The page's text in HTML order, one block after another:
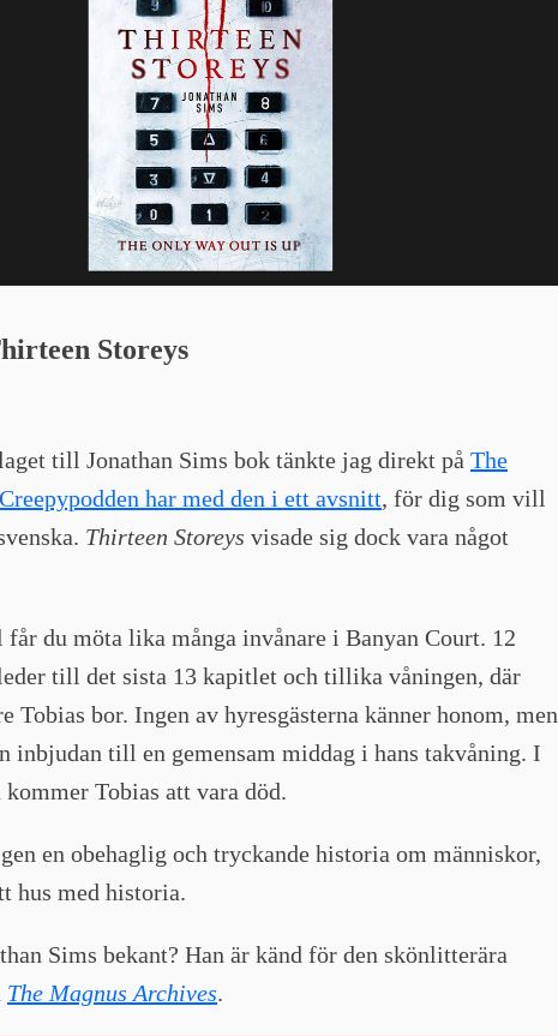
Storeys
till Jonathan Sims bok tänkte jag direkt på The
Creepypodden har med den i ett avsnitt, för dig som vill
Thirteen Storeys visade sig dock vara något
du möta lika många invånare i Banyan Court. 12
till det sista 13 kapitlet och tillika våningen, där
Tobias bor. Ingen av hyresgästerna känner honom, men
inbjudan till en gemensam middag i hans takvåning. I
Tobias att vara död.
en obehaglig och tryckande historia om människor,
hus med historia.
Sims bekant? Han är känd för den skönlitterära
The Magnus Archives.